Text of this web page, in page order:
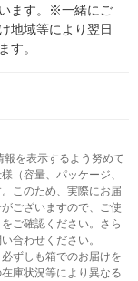
ます。※一緒にご
地域等により翌日
す。
を表示するよう努めて
（容量、パッケージ、
このため、実際にお届
ございますので、ご使
ご確認ください。さら
合わせください。
ずしも箱でのお届けを
庫状況等により異なる